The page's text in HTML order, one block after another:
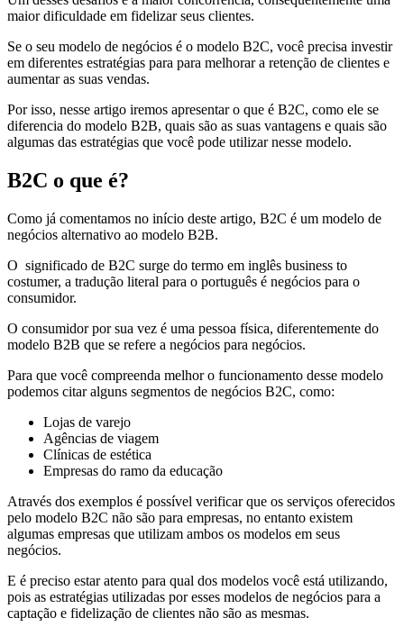
maior dificuldade em fidelizar seus clientes.
Se o seu modelo de negócios é o modelo B2C, você precisa investir
em diferentes estratégias para para melhorar a retenção de clientes e
aumentar as suas vendas.
Por isso, nesse artigo iremos apresentar o que é B2C, como ele se
diferencia do modelo B2B, quais são as suas vantagens e quais são
algumas das estratégias que você pode utilizar nesse modelo.
B2C o que é?
Como já comentamos no início deste artigo, B2C é um modelo de
negócios alternativo ao modelo B2B.
O significado de B2C surge do termo em inglês business to
costumer, a tradução literal para o português é negócios para o
consumidor.
O consumidor por sua vez é uma pessoa física, diferentemente do
modelo B2B que se refere a negócios para negócios.
Para que você compreenda melhor o funcionamento desse modelo
podemos citar alguns segmentos de negócios B2C, como:
Lojas de varejo
Agências de viagem
Clínicas de estética
Empresas do ramo da educação
Através dos exemplos é possível verificar que os serviços oferecidos
pelo modelo B2C não são para empresas, no entanto existem
algumas empresas que utilizam ambos os modelos em seus
negócios.
E é preciso estar atento para qual dos modelos você está utilizando,
pois as estratégias utilizadas por esses modelos de negócios para a
captação e fidelização de clientes não são as mesmas.